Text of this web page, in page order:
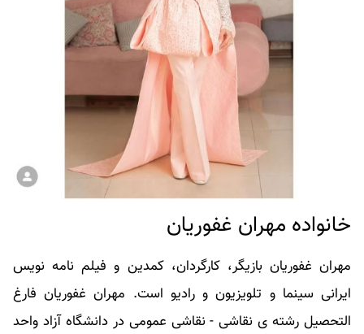
خانواده مهران غفوریان
مهران غفوریان بازیگر، کارگردان، کمدین و فیلم نامه نویس
ایرانی سینما و تلویزیون و رادیو است. مهران غفوریان فارغ
التحصیل رشته ی نقاشی - نقاشی عمومی در دانشگاه آزاد واحد